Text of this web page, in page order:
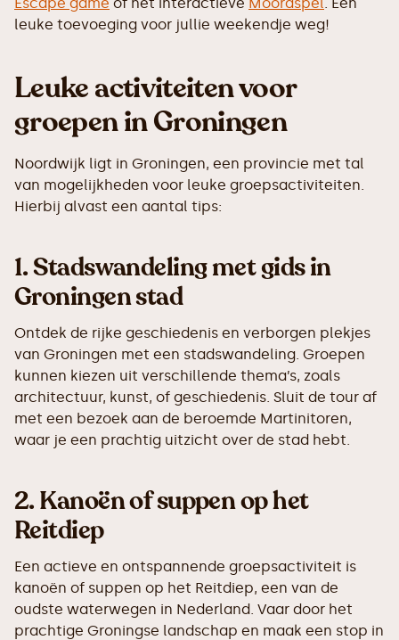
leuke toevoeging voor jullie weekendje weg!
Leuke activiteiten voor
groepen in Groningen
Noordwijk ligt in Groningen, een provincie met tal
van mogelijkheden voor leuke groepsactiviteiten.
Hierbij alvast een aantal tips:
1.Stadswandeling met gids in
Groningen stad
Ontdek de rijke geschiedenis en verborgen plekjes
van Groningen met een stadswandeling. Groepen
kunnen kiezen uit verschillende thema’s, zoals
architectuur, kunst, of geschiedenis. Sluit de tour af
met een bezoek aan de beroemde Martinitoren,
waar je een prachtig uitzicht over de stad hebt.
2.Kanoën of suppen op het
Reitdiep
Een actieve en ontspannende groepsactiviteit is
kanoën of suppen op het Reitdiep, een van de
oudste waterwegen in Nederland. Vaar door het
prachtige Groningse landschap en maak een stop in